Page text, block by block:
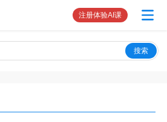
注册体验AI课